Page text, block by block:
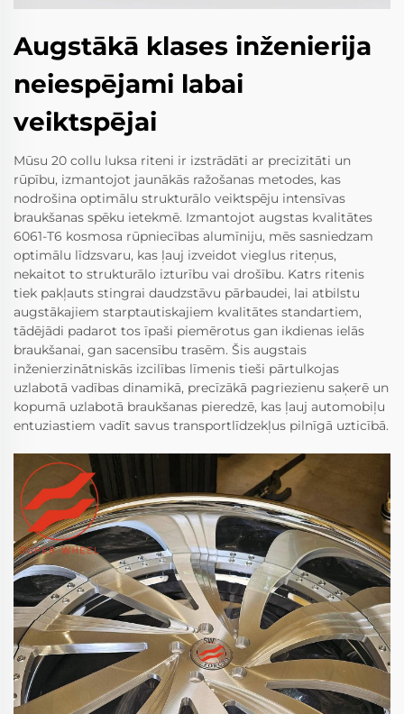
Augstākā klases inženierija
neiespējami labai
veiktspējai
Mūsu 20 collu luksa riteni ir izstrādāti ar precizitāti un
rūpību, izmantojot jaunākās ražošanas metodes, kas
nodrošina optimālu strukturālo veiktspēju intensīvas
braukšanas spēku ietekmē. Izmantojot augstas kvalitātes
6061-T6 kosmosa rūpniecības alumīniju, mēs sasniedzam
optimālu līdzsvaru, kas ļauj izveidot vieglus riteņus,
nekaitot to strukturālo izturību vai drošību. Katrs ritenis
tiek pakļauts stingrai daudzstāvu pārbaudei, lai atbilstu
augstākajiem starptautiskajiem kvalitātes standartiem,
tādējādi padarot tos īpaši piemērotus gan ikdienas ielās
braukšanai, gan sacensību trasēm. Šis augstais
inženierzinātniskās izcilības līmenis tieši pārtulkojas
uzlabotā vadības dinamikā, precīzākā pagriezienu saķerē un
kopumā uzlabotā braukšanas pieredzē, kas ļauj automobiļu
entuziastiem vadīt savus transportlīdzekļus pilnīgā uzticībā.